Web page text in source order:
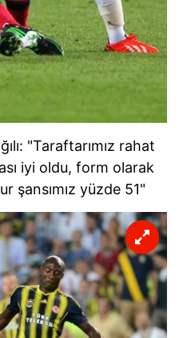
"Taraftarımız rahat
iyi oldu, form olarak
şansımız yüzde 51"